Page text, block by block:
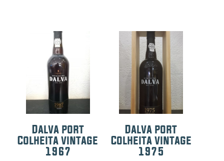
Dalva port
Colheita vintage
1967
Dalva port
Colheita vintage
1975